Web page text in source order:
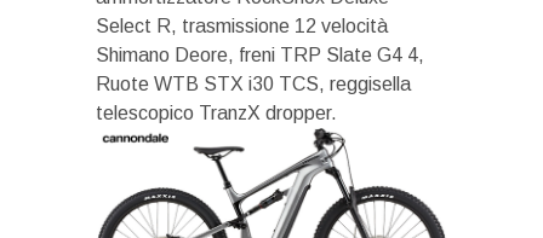
Select R, trasmissione 12 velocità
Shimano Deore, freni TRP Slate G4 4,
Ruote WTB STX i30 TCS, reggisella
telescopico TranzX dropper.